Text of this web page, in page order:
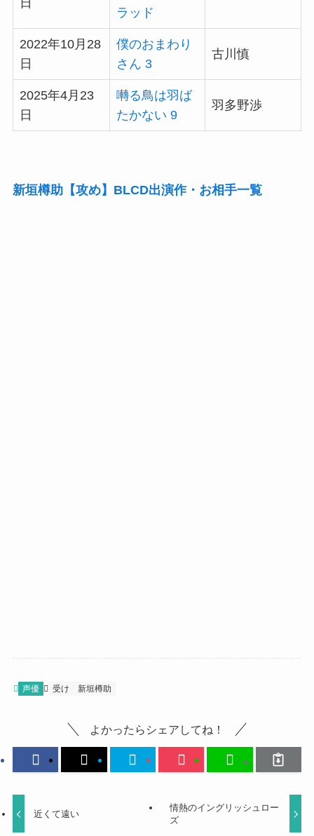
日
ラッド
2022年10月28
日
僕のおまわり
さん 3
古川慎
2025年4月23
日
囀る鳥は羽ば
たかない 9
羽多野渉
新垣樽助【攻め】BLCD出演作・お相手一覧
声優 受け 新垣樽助
よかったらシェアしてね！
近くて遠い
情熱のイングリッシュロー
ズ